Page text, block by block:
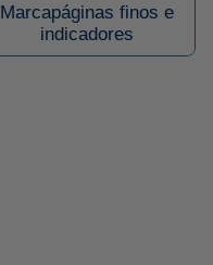
Marcapáginas finos e
indicadores